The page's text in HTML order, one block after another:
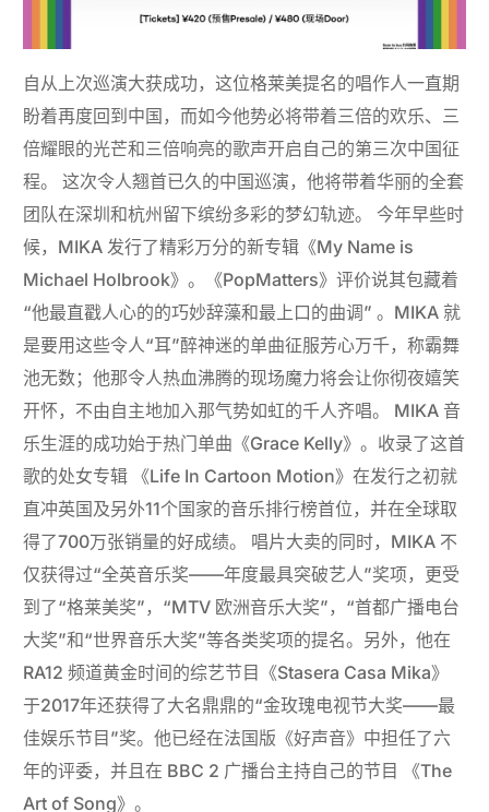
自从上次巡演大获成功，这位格莱美提名的唱作人一直期
盼着再度回到中国，而如今他势必将带着三倍的欢乐、三
倍耀眼的光芒和三倍响亮的歌声开启自己的第三次中国征
程。这次令人翘首已久的中国巡演，他将带着华丽的全套
团队在深圳和杭州留下缤纷多彩的梦幻轨迹。 今年早些时
候，MIKA 发行了精彩万分的新专辑《My Name is
Michael Holbrook》。《PopMatters》评价说其包藏着
“他最直戳人心的的巧妙辞藻和最上口的曲调” 。MIKA 就
是要用这些令人“耳”醉神迷的单曲征服芳心万千，称霸舞
池无数；他那令人热血沸腾的现场魔力将会让你彻夜嬉笑
开怀，不由自主地加入那气势如虹的千人齐唱。 MIKA 音
乐生涯的成功始于热门单曲《Grace Kelly》。收录了这首
歌的处女专辑 《Life In Cartoon Motion》在发行之初就
直冲英国及另外11个国家的音乐排行榜首位，并在全球取
得了700万张销量的好成绩。 唱片大卖的同时，MIKA 不
仅获得过“全英音乐奖——年度最具突破艺人”奖项，更受
到了“格莱美奖”，“MTV 欧洲音乐大奖”，“首都广播电台
大奖”和“世界音乐大奖”等各类奖项的提名。另外，他在
RA12 频道黄金时间的综艺节目《Stasera Casa Mika》
于2017年还获得了大名鼎鼎的“金玫瑰电视节大奖——最
佳娱乐节目”奖。他已经在法国版《好声音》中担任了六
年的评委，并且在 BBC 2 广播台主持自己的节目 《The
Art of Song》。